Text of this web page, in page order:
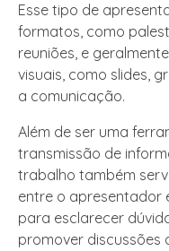
Esse tipo de
formatos, como
reuniões, e
visuais, como slides,
a comunicação.
Além de ser uma
transmissão de
trabalho também
entre o apresentador
para esclarecer
promover discussões